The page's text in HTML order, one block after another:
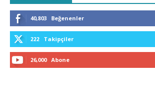
40,803 Beğenenler
222 Takipçiler
26,000 Abone